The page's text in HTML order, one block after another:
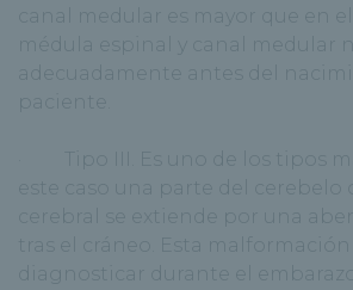
canal medular es mayor que en
médula espinal y canal medular
adecuadamente antes del
paciente.
· Tipo III. Es uno de los tipos
este caso una parte del cerebelo
cerebral se extiende por una
tras el cráneo. Esta malformación
diagnosticar durante el